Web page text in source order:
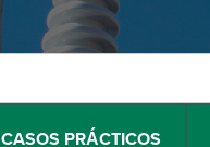
CASOS PRÁCTICOS